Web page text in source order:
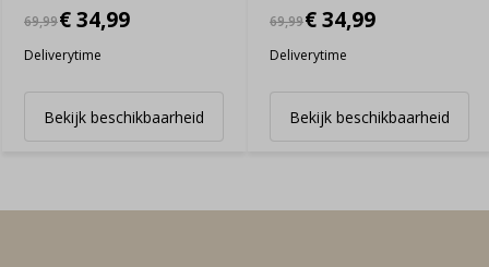
69,99€ 34,99
Deliverytime
Bekijk beschikbaarheid
69,99€ 34,99
Deliverytime
Bekijk beschikbaarheid